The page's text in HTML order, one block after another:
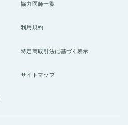
協力医師一覧
利用規約
特定商取引法に基づく表示
サイトマップ